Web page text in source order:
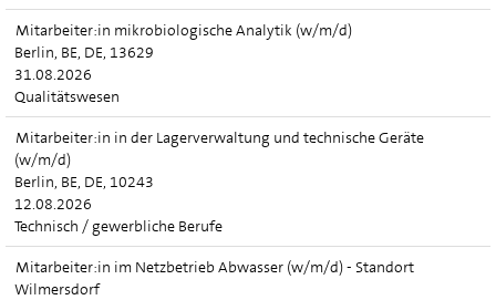
Mitarbeiter:in mikrobiologische Analytik (w/m/d)
Berlin, BE, DE, 13629
31.08.2026
Qualitätswesen
Mitarbeiter:in in der Lagerverwaltung und technische Geräte
(w/m/d)
Berlin, BE, DE, 10243
12.08.2026
Technisch / gewerbliche Berufe
Mitarbeiter:in im Netzbetrieb Abwasser (w/m/d) - Standort
Wilmersdorf